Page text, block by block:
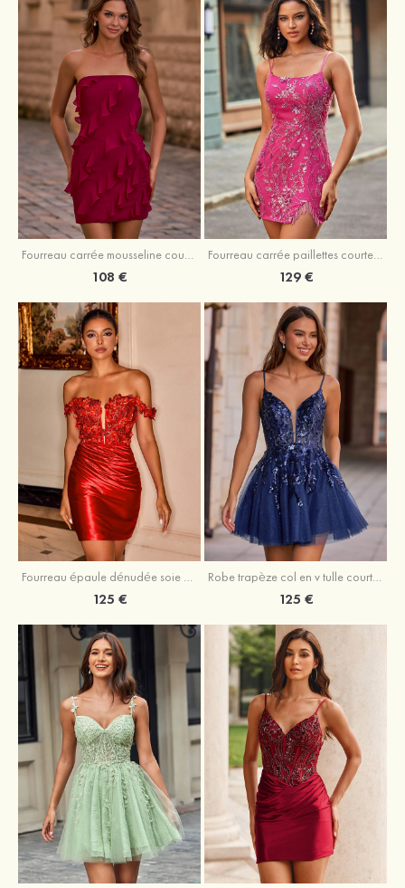
Fourreau carrée mousseline courte/mini robe de fête de la rentré avec volants
108 €
Fourreau carrée paillettes courte/mini robe de fête de la rentrée
129 €
Fourreau épaule dénudée soie comme du satin courte/mini robe de fête de la rentrée
125 €
Robe trapèze col en v tulle courte/mini robe de fête de la rentrée avec poches paillettes
125 €